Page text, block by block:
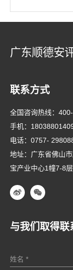
广东顺德安
联系方式
全国咨询热线：
手机：
电话： 0757-
地址：广东省佛山
宝产业中心1幢7-8层
与我们取得联